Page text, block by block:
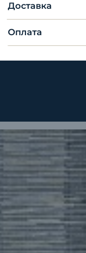
Доставка
Оплата